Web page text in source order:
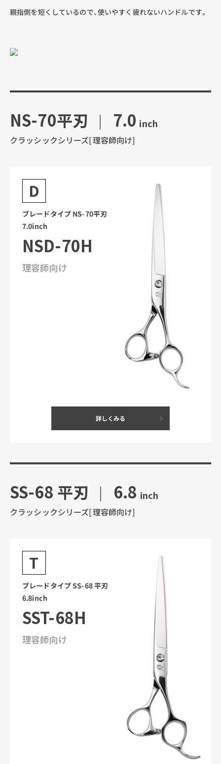
親指側を短くしているので、使いやすく疲れないハンドルです。
NS-70平刃 7.0 inch
クラッシックシリーズ[理容師向け]
D
ブレードタイプ NS-70平刃
7.0inch
NSD-70H
理容師向け
詳しくみる
SS-68 平刃 6.8 inch
クラッシックシリーズ[理容師向け]
T
ブレードタイプ SS-68 平刃
6.8inch
SST-68H
理容師向け